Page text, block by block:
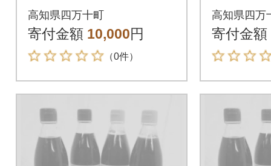
四万十焼きあゆのだ
し醤油・ゆずポン酢4
本 Ess-05
高知県四万十町
寄付金額 10,000円
（0件）
る四万
だし醤
酢4本
高知県四万
寄付金額